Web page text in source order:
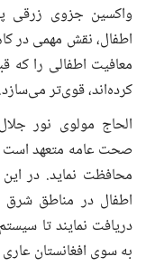
اطفال، نقش مهمی در
کرده‌اند، قوی‌تر می‌سازد.
الحاج مولوی نور
صحت عامه متعهد است
محافظت نماید. در
اطفال در مناطق
دریافت نمایند تا
به سوی افغانستان